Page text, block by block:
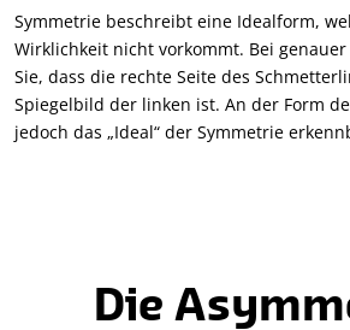
Symmetrie beschreibt eine Idealform,
Wirklichkeit nicht vorkommt. Bei
Sie, dass die rechte Seite des
Spiegelbild der linken ist. An der Form
jedoch das „Ideal“ der Symmetrie
Die